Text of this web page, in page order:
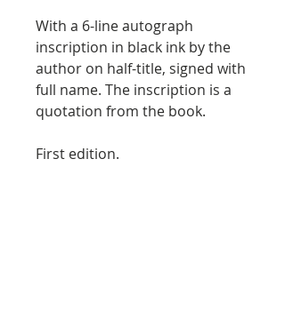
With a 6-line autograph
inscription in black ink by the
author on half-title, signed with
full name. The inscription is a
quotation from the book.
First edition.